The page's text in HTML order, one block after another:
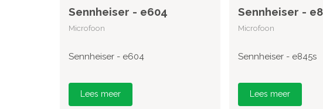
Sennheiser - e604
Microfoon
Sennheiser - e604
Lees meer
Sennheiser -
Microfoon
Sennheiser - e845s
Lees meer